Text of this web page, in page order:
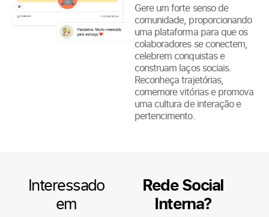
Gere um forte senso de
comunidade, proporcionando
uma plataforma para que os
colaboradores se conectem,
celebrem conquistas e
construam laços sociais.
Reconheça trajetórias,
comemore vitórias e promova
uma cultura de interação e
pertencimento.
Interessado
em
Rede Social
Interna?